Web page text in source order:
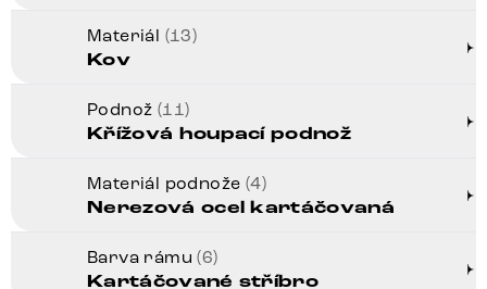
Materiál (13)
Kov
Podnož (11)
Křížová houpací podnož
Materiál podnože (4)
Nerezová ocel kartáčovaná
Barva rámu(6)
Kartáčované stříbro